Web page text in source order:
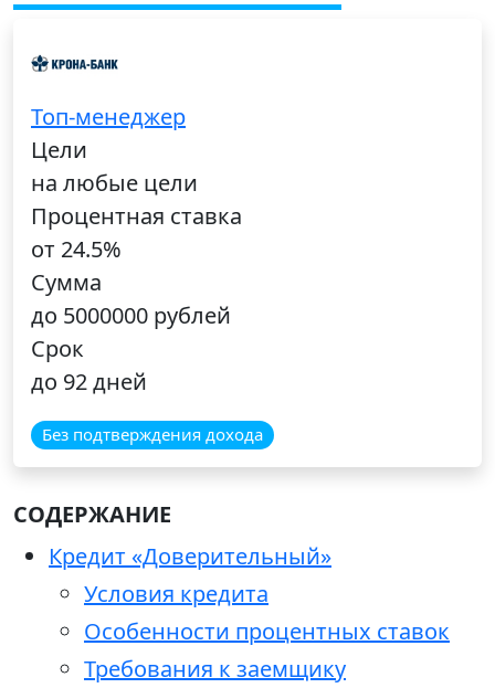
Топ-менеджер
Цели
на любые цели
Процентная ставка
от 24.5%
Сумма
до 5000000 рублей
Срок
до 92 дней
Без подтверждения дохода
СОДЕРЖАНИЕ
Кредит «Доверительный»
Условия кредита
Особенности процентных ставок
Требования к заемщику